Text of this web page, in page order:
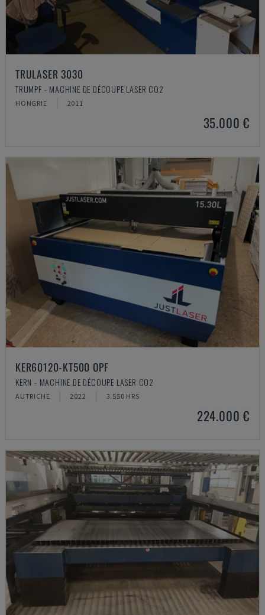
TRULASER 3030
TRUMPF - MACHINE DE DÉCOUPE LASER CO2
HONGRIE 2011
35.000 €
KER60120-KT500 OPF
KERN - MACHINE DE DÉCOUPE LASER CO2
AUTRICHE 2022 3.550 HRS
224.000 €